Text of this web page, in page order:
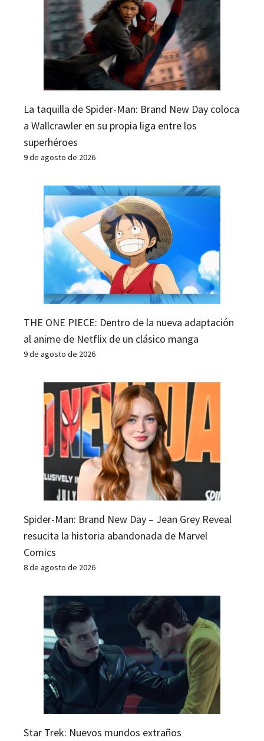
La taquilla de Spider-Man: Brand New Day coloca
a Wallcrawler en su propia liga entre los
superhéroes
9 de agosto de 2026
THE ONE PIECE: Dentro de la nueva adaptación
al anime de Netflix de un clásico manga
9 de agosto de 2026
Spider-Man: Brand New Day – Jean Grey Reveal
resucita la historia abandonada de Marvel
Comics
8 de agosto de 2026
Star Trek: Nuevos mundos extraños